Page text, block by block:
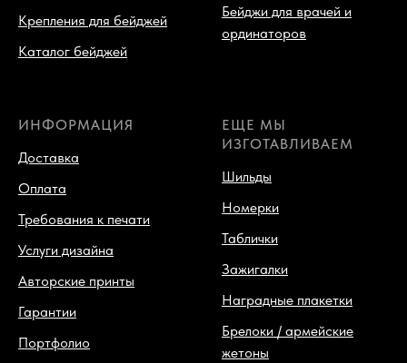
Крепления для бейджей
Каталог бейджей
Бейджи для врачей и
ординаторов
ИНФОРМАЦИЯ
Доставка
Оплата
Требования к печати
Услуги дизайна
Авторские принты
Гарантии
Портфолио
ЕЩЕ МЫ
ИЗГОТАВЛИВАЕМ
Шильды
Номерки
Таблички
Зажигалки
Наградные плакетки
Брелоки / армейские
жетоны